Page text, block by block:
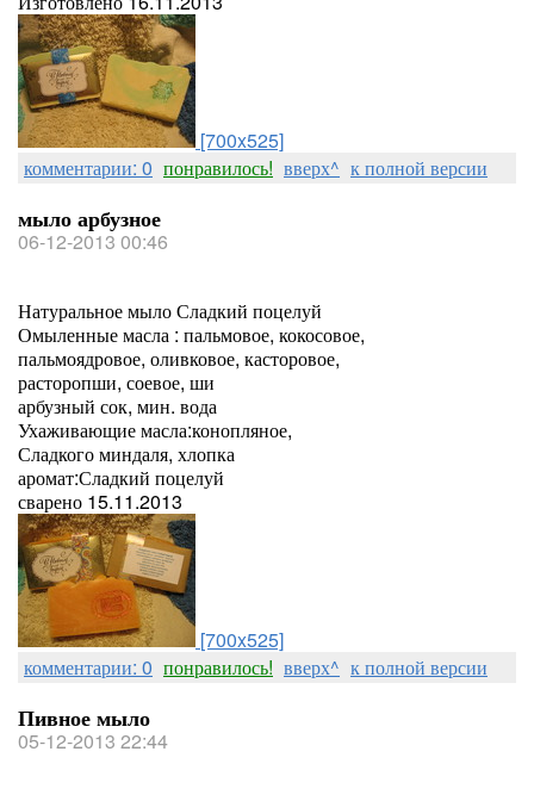
[700x525]
комментарии: 0 понравилось! вверх^ к полной версии
мыло арбузное
06-12-2013 00:46
Натуральное мыло Сладкий поцелуй
Омыленные масла : пальмовое, кокосовое,
пальмоядровое, оливковое, касторовое,
расторопши, соевое, ши
арбузный сок, мин. вода
Ухаживающие масла:конопляное,
Сладкого миндаля, хлопка
аромат:Сладкий поцелуй
сварено 15.11.2013
[700x525]
комментарии: 0 понравилось! вверх^ к полной версии
Пивное мыло
05-12-2013 22:44